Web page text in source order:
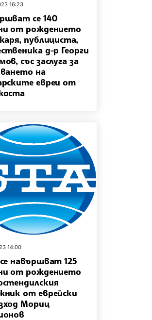
16:23
се 140
от рождението
публициста,
д-р Георги
със заслуга за
на
евреи от
14:00
навършват 125
от рождението
от еврейски
Мориц